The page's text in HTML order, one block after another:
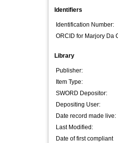
Identifiers
Identification Number:
ORCID for Marjory Da
Library
Publisher:
Item Type:
SWORD Depositor:
Depositing User:
Date record made live:
Last Modified:
Date of first compliant